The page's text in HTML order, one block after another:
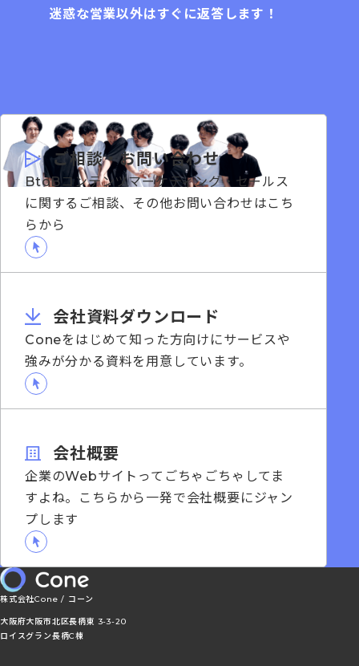
迷惑な営業以外はすぐに返答します！
ご相談・お問い合わせ
BtoBコンテンツマーケティング・セールス
に関するご相談、その他お問い合わせはこち
らから
会社資料ダウンロード
Coneをはじめて知った方向けにサービスや
強みが分かる資料を用意しています。
会社概要
企業のWebサイトってごちゃごちゃしてま
すよね。こちらから一発で会社概要にジャン
プします
株式会社Cone / コーン
大阪府大阪市北区長柄東 3-3-20
ロイスグラン長柄C棟